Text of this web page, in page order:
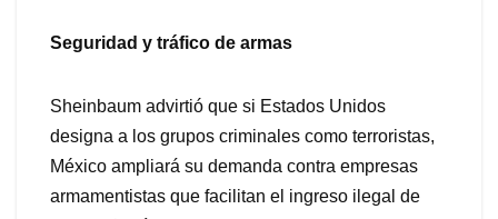
Seguridad y tráfico de armas
Sheinbaum advirtió que si Estados Unidos
designa a los grupos criminales como terroristas,
México ampliará su demanda contra empresas
armamentistas que facilitan el ingreso ilegal de